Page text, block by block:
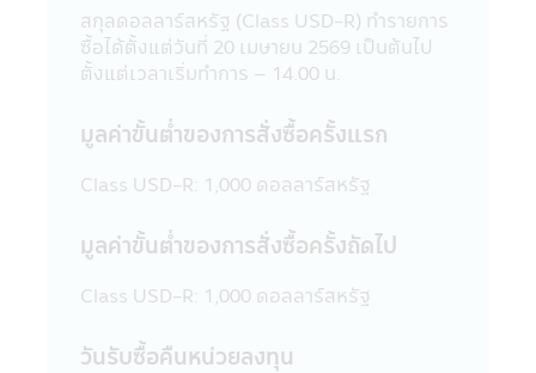
5,000 บาท (ปัจจุบันยกเว้นค่าบริการ)
ค่าบริการดังกล่าว มีผลตั้งแต่วันที่ 23
มีนาคม 2563 เป็นต้นไป จนกว่าจะมีประกาศ
24. ผู้ลงทุนโปรดศึกษาเงื่อนไขการลงทุนใน
กองทุนรวมเพื่อการออม (SSF) / กองทุนรวม
เพื่อการออมพิเศษ (SSFX) หรือหน่วยลงทุน
ชนิดเพื่อการออมพิเศษ (SSFX) ซึ่งเป็นไปตาม
กฎกระทรวง ฉบับที่ 357 (พ.ศ 2563) ออกตาม
ความในประมวลรัษฎากรว่าด้วยการยกเว้น
ตามเกณฑ์กรมรรพากรกำหนด ผู้ลงทุนควร
สรุปข้อมูลสำคัญ ให้เข้าใจและควรเก็บหนังสือชี้
สกุลดอลลาร์สหรัฐ (Class USD-R) ทำรายการ
ซื้อได้ตั้งแต่วันที่ 20 เมษายน 2569 เป็นต้นไป
ตั้งแต่เวลาเริ่มทำการ – 14.00 น.
มูลค่าขั้นต่ำของการสั่งซื้อครั้งแรก
Class USD-R: 1,000 ดอลลาร์สหรัฐ
มูลค่าขั้นต่ำของการสั่งซื้อครั้งถัดไป
Class USD-R: 1,000 ดอลลาร์สหรัฐ
วันรับซื้อคืนหน่วยลงทุน